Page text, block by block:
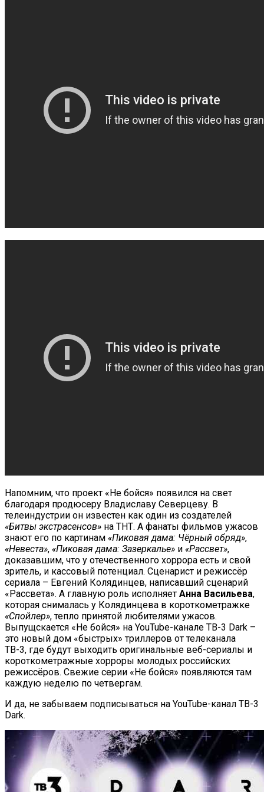
Напомним, что проект «Не бойся» появился на свет
благодаря продюсеру Владиславу Северцеву. В
телеиндустрии он известен как один из создателей
«Битвы экстрасенсов» на ТНТ. А фанаты фильмов ужасов
знают его по картинам «Пиковая дама: Чёрный обряд»,
«Невеста», «Пиковая дама: Зазеркалье» и «Рассвет»,
доказавшим, что у отечественного хоррора есть и свой
зритель, и кассовый потенциал. Сценарист и режиссёр
сериала – Евгений Колядинцев, написавший сценарий
«Рассвета». А главную роль исполняет Анна Васильева,
которая снималась у Колядинцева в короткометражке
«Спойлер», тепло принятой любителями ужасов.
Выпущскается «Не бойся» на YouTube-канале ТВ-3 Dark –
это новый дом «быстрых» триллеров от телеканала
ТВ-3, где будут выходить оригинальные веб-сериалы и
короткометражные хорроры молодых российских
режиссёров. Свежие серии «Не бойся» появляются там
каждую неделю по четвергам.
И да, не забываем подписываться на YouTube-канал ТВ-3
Dark.